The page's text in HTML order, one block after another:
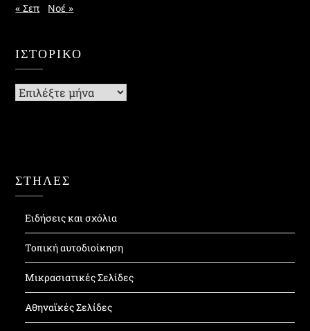
« Σεπ
Νοέ »
ΙΣΤΟΡΙΚΌ
Ιστορικό
ΣΤΗΛΕΣ
Ειδήσεις και σχόλια
Τοπική αυτοδιοίκηση
Μικρασιατικές Σελίδες
Αθηναϊκές Σελίδες